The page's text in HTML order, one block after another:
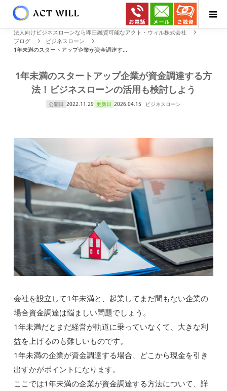
法人向けビジネスローンなら即日融資可能なアクト・ウィル株式会社
ブログ
ビジネスローン
1年未満のスタートアップ企業が資金調達す...
1年未満のスタートアップ企業が資金調達する方
法！ビジネスローンの活用も検討しよう
公開日 2022.11.29 更新日 2026.04.15 ビジネスローン
会社を設立して1年未満と、起業してまだ間もない企業の
場合資金調達は悩ましい問題でしょう。
1年未満だとまだ経営が軌道に乗っていなくて、大きな利
益を上げるのも難しいものです。
1年未満の企業が資金調達する場合、どこから現金を引き
出すかがポイントになります。
ここでは1年未満の企業が資金調達する方法について、詳